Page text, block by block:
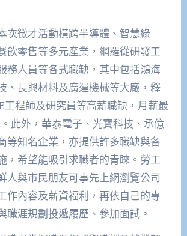
次徵才活動橫跨半導體、智慧綠
飲零售等多元產業，網羅從研發工
務人員等各式職缺，其中包括鴻海
、長興材料及廣運機械等大廠，釋
工程師及研究員等高薪職缺，月薪最
此外，華泰電子、光寶科技、承億
等知名企業，亦提供許多職缺與各
，希望能吸引求職者的青睞。勞工
人與市民朋友可事先上網瀏覽公司
作內容及薪資福利，再依自己的專
職涯規劃投遞履歷、參加面試。